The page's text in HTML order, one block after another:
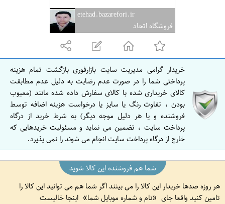
ص
ه
ا
ص
ف
ه
ا
ن
etehad.bazarefori.ir
فروشگاه اتحاد
خریدار گرامی مدیریت سایت بازارفوری بازگشت تمام هزینه
پرداختی شما را در صورت عدم رضایت به دلیل عدم مطابقت
کالای خریداری شده با کالای سفارش داده شده مانند (معیوب
بودن ، تفاوت رنگ یا سایز یا درخواست هزینه اضافه توسط
فروشنده و یا هر دلیل موجه دیگر) به شرط خرید از درگاه
پرداخت سایت ، تضمین می نماید و مسئولیت خریدهایی که
خارج از درگاه پرداخت سایت انجام می شوند را نمی پذیرد.
شما هم فروشنده این کالا شوید
هر روزه صدها خریدار این کالا را می بینند اگر شما هم می توانید این کالا را
تامین کنید واقعا جای
نام و شماره موبایل شما اینجا خالیست